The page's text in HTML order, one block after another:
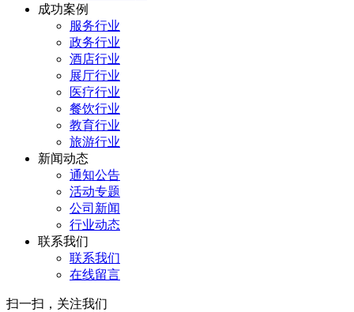
成功案例
服务行业
政务行业
酒店行业
展厅行业
医疗行业
餐饮行业
教育行业
旅游行业
新闻动态
通知公告
活动专题
公司新闻
行业动态
联系我们
联系我们
在线留言
扫一扫，关注我们